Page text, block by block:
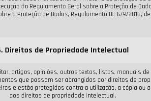
do Regulamento Geral sobre a Proteção de
a Proteção de Dados, Regulamento UE 679/2016,
Direitos de Propriedade Intelectual
artigos, opiniões, outros textos, listas, manuais
que possam ser abrangidos por direitos de
e estão protegidos contra a utilização, a cópia
aos direitos de propriedade intelectual.